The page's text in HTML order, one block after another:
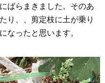
ばらまきました。そのあ
り、、剪定枝に土が乗り
なったと思います。